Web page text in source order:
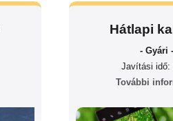
Hátlapi
- Gyári -
Javítási idő:
További